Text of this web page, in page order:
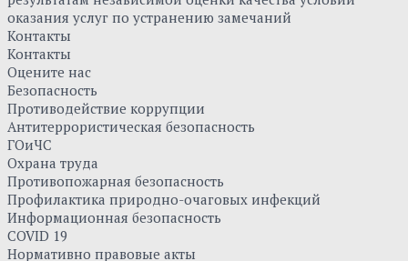
оказания услуг по устранению замечаний
Контакты
Контакты
Оцените нас
Безопасность
Противодействие коррупции
Антитеррористическая безопасность
ГОиЧС
Охрана труда
Противопожарная безопасность
Профилактика природно-очаговых инфекций
Информационная безопасность
COVID 19
Нормативно правовые акты